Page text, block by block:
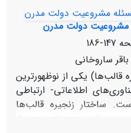
اقتصادی و کارآمدی
با توجه به روندها و
به این فناوری نوظهور، دو
تغییر طراحی خواهند شد.
که بروندادهای ظهور و
برای مشروعیت سیاسی در
و گریزناپذیر نیست بلکه
راهبردی و شیوه‌ها و
مشروعیت دولت‌ مدرن
147-186
ساروخانی
قالب‌ها) یکی‌ از نوظهورترین‌‌
اطلاعاتی‌- ارتباطی‌
ساختار زنجیره قالب‌ها‌
نظری‌ می‌تواند برخی‌ از